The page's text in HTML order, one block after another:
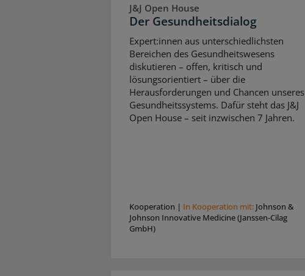
J&J Open House
Der Gesundheitsdialog
Expert:innen aus unterschiedlichsten
Bereichen des Gesundheitswesens
diskutieren – offen, kritisch und
lösungsorientiert – über die
Herausforderungen und Chancen unseres
Gesundheitssystems. Dafür steht das J&J
Open House – seit inzwischen 7 Jahren.
Kooperation | In Kooperation mit: Johnson &
Johnson Innovative Medicine (Janssen-Cilag
GmbH)